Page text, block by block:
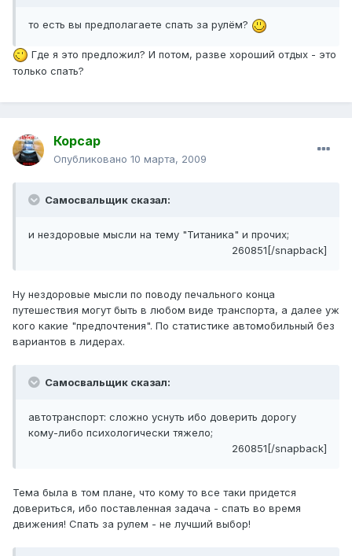
то есть вы предполагаете спать за рулём?
Где я это предложил? И потом, разве хороший отдых - это
только спать?
Корсар
Опубликовано 10 марта, 2009
Самосвальщик сказал:
и нездоровые мысли на тему "Титаника" и прочих;
260851[/snapback]
Ну нездоровые мысли по поводу печального конца
путешествия могут быть в любом виде транспорта, а далее уж
кого какие "предпочтения". По статистике автомобильный без
вариантов в лидерах.
Самосвальщик сказал:
автотранспорт: сложно уснуть ибо доверить дорогу
кому-либо психологически тяжело;
260851[/snapback]
Тема была в том плане, что кому то все таки придется
довериться, ибо поставленная задача - спать во время
движения! Спать за рулем - не лучший выбор!